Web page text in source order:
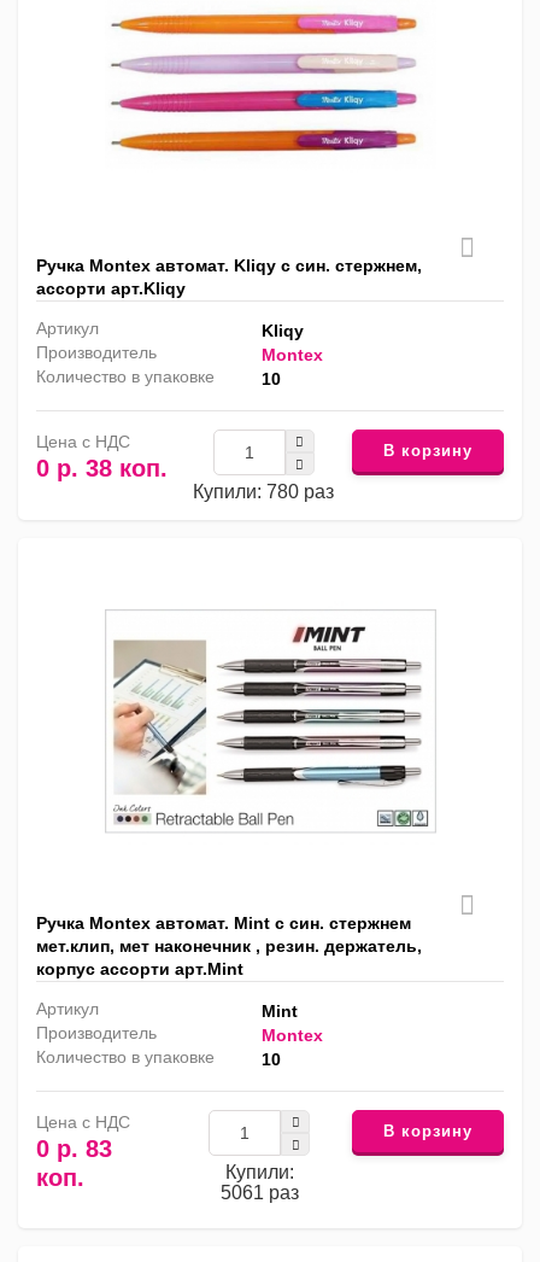
Ручка Montex автомат. Kliqy с син. стержнем,
ассорти арт.Kliqy
Артикул
Kliqy
Производитель
Montex
Количество в упаковке
10
Цена с НДС
0 р. 38 коп.
Купили: 780 раз
В корзину
Ручка Montex автомат. Mint с син. cтержнем
мет.клип, мет наконечник , резин. держатель,
корпус ассорти арт.Mint
Артикул
Mint
Производитель
Montex
Количество в упаковке
10
Цена с НДС
0 р. 83
коп.
Купили:
5061 раз
В корзину